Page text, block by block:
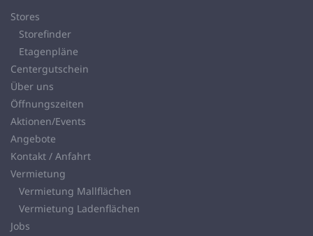
Stores
Storefinder
Etagenpläne
Centergutschein
Über uns
Öffnungszeiten
Aktionen/Events
Angebote
Kontakt / Anfahrt
Vermietung
Vermietung Mallflächen
Vermietung Ladenflächen
Jobs